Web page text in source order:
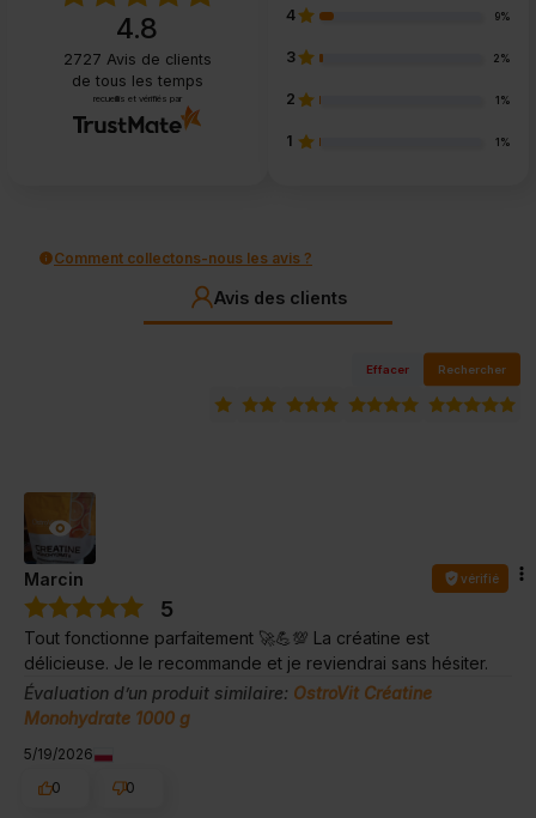
4.8
2727 Avis de clients
de tous les temps
recueillis et vérifiés par
4 9%
3 2%
2 1%
1 1%
Comment collectons-nous les avis ?
Avis des clients
Effacer Rechercher
Marcin vérifié
5
Tout fonctionne parfaitement 🚀💪💯 La créatine est
délicieuse. Je le recommande et je reviendrai sans hésiter.
Évaluation d’un produit similaire: OstroVit Créatine
Monohydrate 1000 g
5/19/2026
0
0